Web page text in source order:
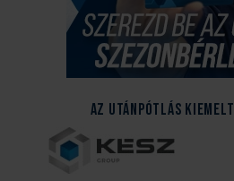
Az Utánpótlás